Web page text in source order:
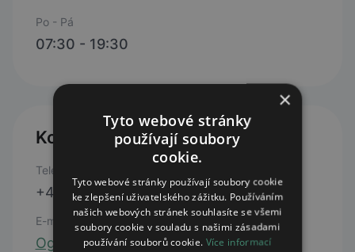
Po - Pá
07:30 - 19:30
Kontakty
Telefon
+420 725 432 134
E-mail
Ogaretpharm@gmail.com
×
Tyto webové stránky
používají soubory
cookie.
Tyto webové stránky používají soubory cookie
ke zlepšení uživatelského zážitku. Používáním
našich webových stránek souhlasíte se všemi
soubory cookie v souladu s našimi zásadami
používání souborů cookie. Více informací